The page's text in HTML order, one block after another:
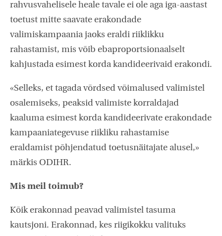
rahvusvahelisele heale tavale ei ole aga iga-aastast
toetust mitte saavate erakondade
valimiskampaania jaoks eraldi riiklikku
rahastamist, mis võib ebaproportsionaalselt
kahjustada esimest korda kandideerivaid erakondi.
«Selleks, et tagada võrdsed võimalused valimistel
osalemiseks, peaksid valimiste korraldajad
kaaluma esimest korda kandideerivate erakondade
kampaaniategevuse riikliku rahastamise
eraldamist põhjendatud toetusnäitajate alusel,»
märkis ODIHR.
Mis meil toimub?
Kõik erakonnad peavad valimistel tasuma
kautsjoni. Erakonnad, kes riigikokku valituks